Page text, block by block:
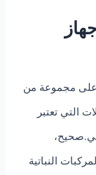
على مجموعة من
التي تعتبر
النباتية